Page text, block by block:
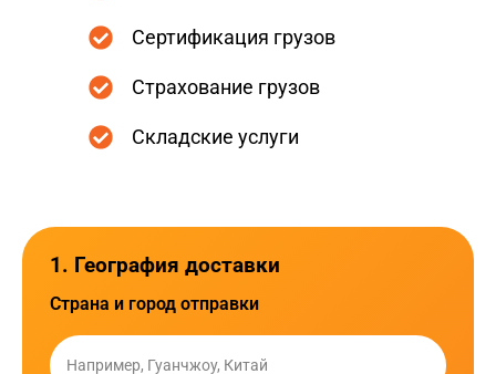
Сертификация грузов
Страхование грузов
Складские услуги
1. География доставки
Страна и город отправки